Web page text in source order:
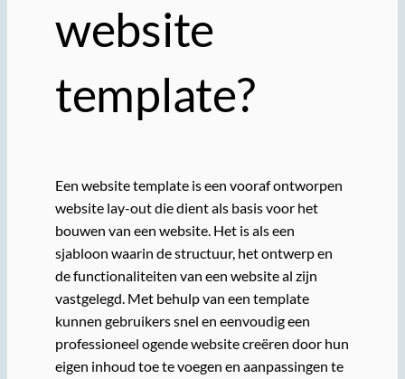
website
template?
Een website template is een vooraf ontworpen
website lay-out die dient als basis voor het
bouwen van een website. Het is als een
sjabloon waarin de structuur, het ontwerp en
de functionaliteiten van een website al zijn
vastgelegd. Met behulp van een template
kunnen gebruikers snel en eenvoudig een
professioneel ogende website creëren door hun
eigen inhoud toe te voegen en aanpassingen te